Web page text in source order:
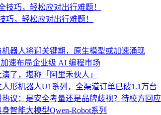
巧，轻松应对出行难题！
器人将迎关键期，原生模型或加速涌现
加速布局企业级 AI 编程市场
了，堪称「阿里禾伙人」
形机器人U1系列，全渠道订单已破1.1万台
议：是安全考量还是品牌歧视？待校方回应
智能大模型Qwen-Robot系列